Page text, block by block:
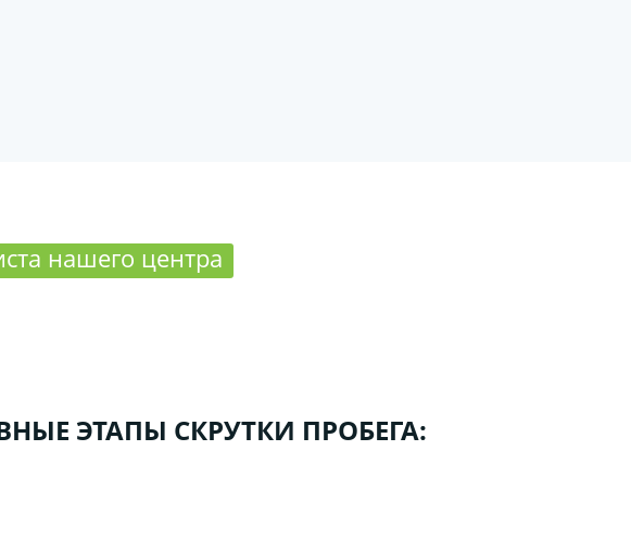
нашего центра
ЭТАПЫ СКРУТКИ ПРОБЕГА: